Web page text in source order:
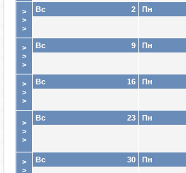
>
>
>
2
Вс Пн
>
>
>
9
Вс Пн
>
>
>
16
Вс Пн
>
>
>
23
Вс Пн
>
>
30
Вс Пн